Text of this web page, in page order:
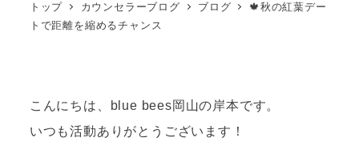
トップ カウンセラーブログ ブログ
🍁秋の紅葉デー
トで距離を縮めるチャンス
こんにちは、blue bees岡山の岸本です。
いつも活動ありがとうございます！